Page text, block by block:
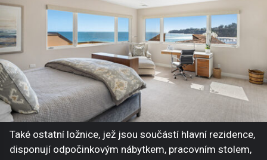
Také ostatní ložnice, jež jsou součástí hlavní rezidence,
disponují odpočinkovým nábytkem, pracovním stolem,